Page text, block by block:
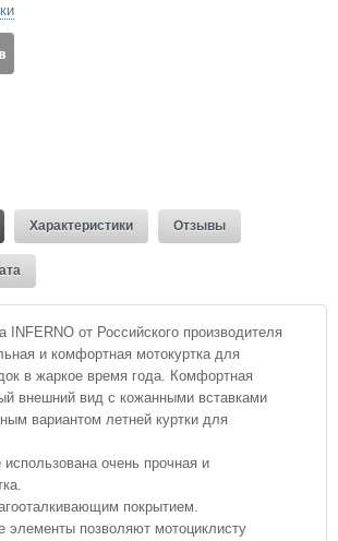
Характеристики Отзывы
INFERNO от Российского производителя
и комфортная мотокуртка для
в жаркое время года. Комфортная
внешний вид с кожанными вставками
вариантом летней куртки для
использована очень прочная и
покрытием.
элементы позволяют мотоциклисту